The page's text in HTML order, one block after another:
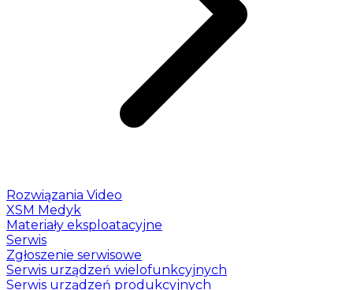
Rozwiązania Video
XSM Medyk
Materiały eksploatacyjne
Serwis
Zgłoszenie serwisowe
Serwis urządzeń wielofunkcyjnych
Serwis urządzeń produkcyjnych